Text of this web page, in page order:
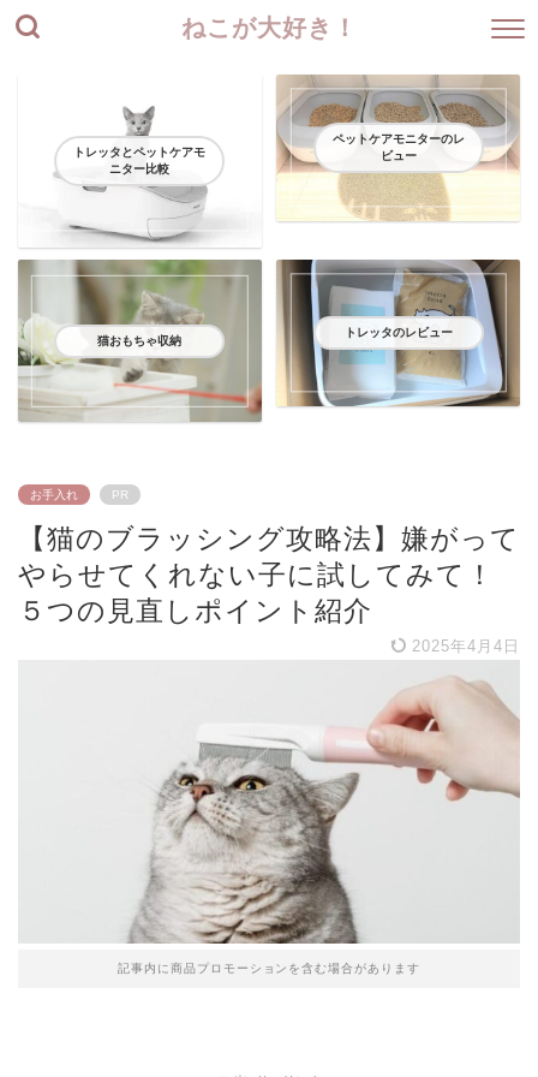
ねこが大好き！
トレッタとペットケアモ
ニター比較
ペットケアモニターのレ
ビュー
猫おもちゃ収納
トレッタのレビュー
お手入れ PR
【猫のブラッシング攻略法】嫌がって
やらせてくれない子に試してみて！
５つの見直しポイント紹介
2025年4月4日
記事内に商品プロモーションを含む場合があります